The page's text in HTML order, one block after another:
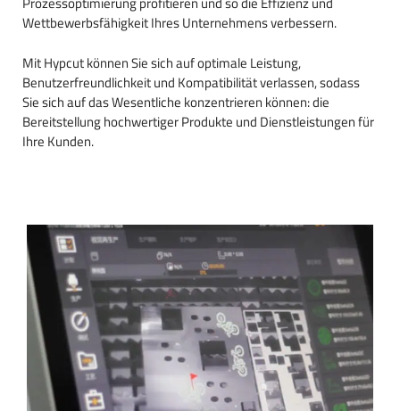
Wettbewerbsfähigkeit Ihres Unternehmens verbessern.
Mit Hypcut können Sie sich auf optimale Leistung,
Benutzerfreundlichkeit und Kompatibilität verlassen, sodass
Sie sich auf das Wesentliche konzentrieren können: die
Bereitstellung hochwertiger Produkte und Dienstleistungen für
Ihre Kunden.